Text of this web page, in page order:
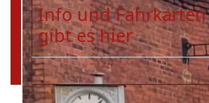
Info und Fahrkarten
gibt es hier